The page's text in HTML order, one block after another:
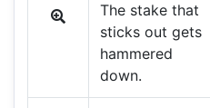
The stake that
sticks out gets
hammered
down.